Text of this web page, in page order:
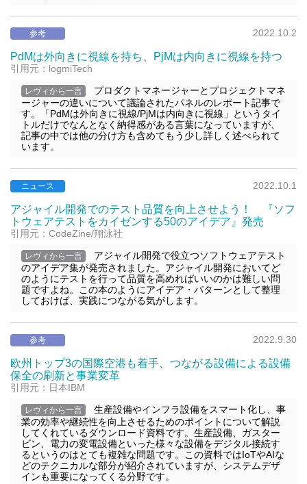
参考 2022.10.2
PdMは外向きに視線を持ち、PjMは内向きに視線を持つ
引用元：logmiTech
レヴィから一言
プロダクトマネージャーとプロジェクトマネ
ージャーの違いについて議論されたパネルのレポート記事で
す。「PdMは外向きに視線/PjMは内向きに視線」というタイ
トルだけでなんとなく納得感がある言葉になっていますが、
記事の中では他の分け方も含めてもう少し詳しく述べられて
います。
ニュース 2022.10.1
アジャイル開発でのテスト品質を向上させよう！ 『ソフ
トウェアテストをカイゼンする50のアイデア』発売
引用元：CodeZine/翔泳社
レヴィから一言
アジャイル開発で役立つソフトウェアテスト
のアイデア集が発売されました。アジャイル開発においてど
のようにテストを行って品質を高めればいいのかは難しい問
題ですよね。この本のようにアイデア・パターンとして整理
しておけば、実践につながる気がします。
参考 2022.9.30
欧州トップ3の国際空港も着手、つながる設備による設備
保全の刷新と事業変革
引用元：日本IBM
レヴィから一言
生産設備やインフラ設備をスマート化し、事
業の効率や継続性を向上させるためのポイントについて解説
してくれているダウンロード資料です。生産設備、ガスター
ビン、電力の変電設備といった様々な設備をデジタル接続す
るというのはとても複雑な問題です。この資料ではIoTやAIな
どのテクニカルな部分が紹介されていますが、システムデザ
インも重要になってくる分野です。